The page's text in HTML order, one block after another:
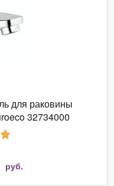
для раковины
32734000
руб.